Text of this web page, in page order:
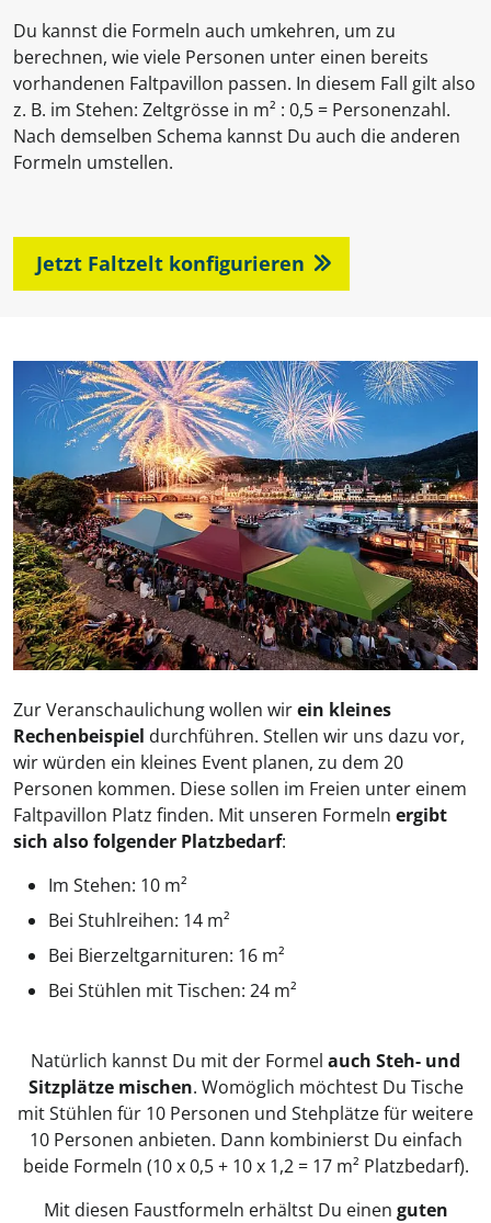
Du kannst die Formeln auch umkehren, um zu
berechnen, wie viele Personen unter einen bereits
vorhandenen Faltpavillon passen. In diesem Fall gilt also
z. B. im Stehen: Zeltgrösse in m² : 0,5 = Personenzahl.
Nach demselben Schema kannst Du auch die anderen
Formeln umstellen.
Jetzt Faltzelt konfigurieren
Zur Veranschaulichung wollen wirein kleines
Rechenbeispiel durchführen. Stellen wir uns dazu vor,
wir würden ein kleines Event planen, zu dem 20
Personen kommen. Diese sollen im Freien unter einem
Faltpavillon Platz finden. Mit unseren Formeln ergibt
sich also folgender Platzbedarf:
Im Stehen: 10 m²
Bei Stuhlreihen: 14 m²
Bei Bierzeltgarnituren: 16 m²
Bei Stühlen mit Tischen: 24 m²
Natürlich kannst Du mit der Formel auch Steh- und
Sitzplätze mischen. Womöglich möchtest Du Tische
mit Stühlen für 10 Personen und Stehplätze für weitere
10 Personen anbieten. Dann kombinierst Du einfach
beide Formeln (10 x 0,5 + 10 x 1,2 = 17 m² Platzbedarf).
Mit diesen Faustformeln erhältst Du einen guten